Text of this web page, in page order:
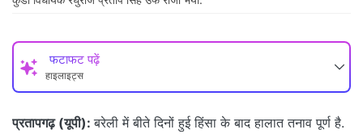
फटाफट पढ़ें
हाइलाइट्स
प्रतापगढ़ (यूपी): बरेली में बीते दिनों हुई हिंसा के बाद हालात तनाव पूर्ण है.